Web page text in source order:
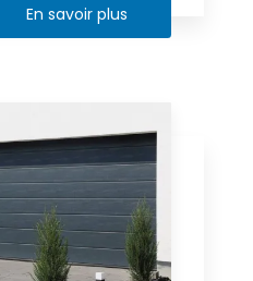
En savoir plus